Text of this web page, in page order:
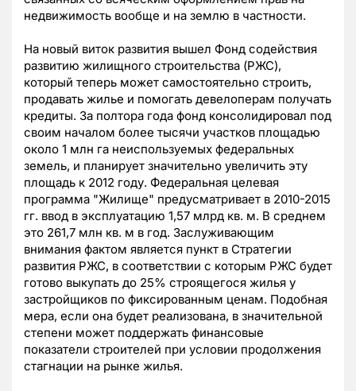
недвижимость вообще и на землю в частности.
На новый виток развития вышел Фонд содействия
развитию жилищного строительства (РЖС),
который теперь может самостоятельно строить,
продавать жилье и помогать девелоперам получать
кредиты. За полтора года фонд консолидировал под
своим началом более тысячи участков площадью
около 1 млн га неиспользуемых федеральных
земель, и планирует значительно увеличить эту
площадь к 2012 году. Федеральная целевая
программа "Жилище" предусматривает в 2010-2015
гг. ввод в эксплуатацию 1,57 млрд кв. м. В среднем
это 261,7 млн кв. м в год. Заслуживающим
внимания фактом является пункт в Стратегии
развития РЖС, в соответствии с которым РЖС будет
готово выкупать до 25% строящегося жилья у
застройщиков по фиксированным ценам. Подобная
мера, если она будет реализована, в значительной
степени может поддержать финансовые
показатели строителей при условии продолжения
стагнации на рынке жилья.